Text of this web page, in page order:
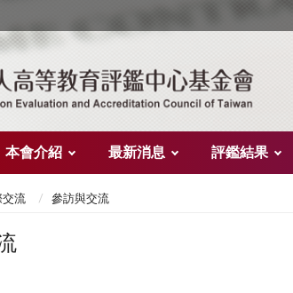
本會介紹 最新消息 評鑑結果
交流 參訪與交流